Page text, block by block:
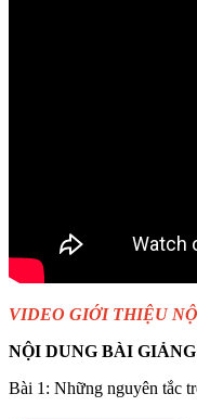
VIDEO GIỚI THIỆU
NỘI DUNG BÀI
Bài 1: Những nguyên